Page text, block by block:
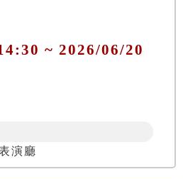
~ 2026/06/20
演廳